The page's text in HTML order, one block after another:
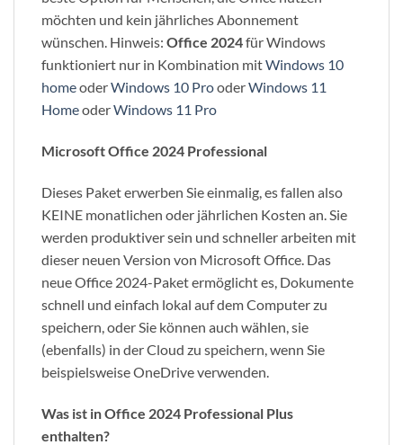
möchten und kein jährliches Abonnement
wünschen. Hinweis: Office 2024für Windows
funktioniert nur in Kombination mitWindows 10
homeoderWindows 10 ProoderWindows 11
HomeoderWindows 11 Pro
Microsoft Office 2024 Professional
Dieses Paket erwerben Sie einmalig, es fallen also
KEINE monatlichen oder jährlichen Kosten an. Sie
werden produktiver sein und schneller arbeiten mit
dieser neuen Version von Microsoft Office. Das
neue Office 2024-Paket ermöglicht es, Dokumente
schnell und einfach lokal auf dem Computer zu
speichern, oder Sie können auch wählen, sie
(ebenfalls) in der Cloud zu speichern, wenn Sie
beispielsweise OneDrive verwenden.
Was ist in Office 2024 Professional Plus
enthalten?